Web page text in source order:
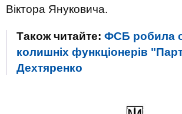
Віктора Януковича.
Також читайте: ФСБ робила
колишніх функціонерів
Дехтяренко